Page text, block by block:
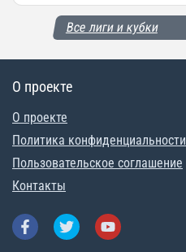
Все лиги и кубки
О проекте
О проекте
Политика конфиденциальности
Пользовательское соглашение
Контакты